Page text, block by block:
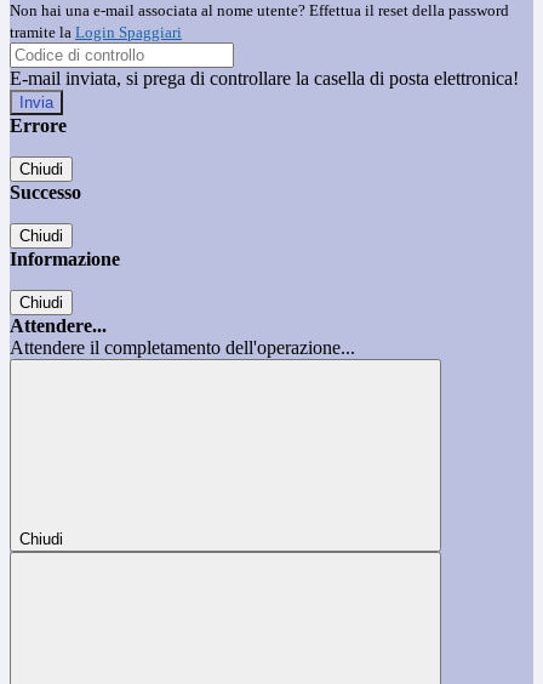
Non hai una e-mail associata al nome utente? Effettua il reset della password
tramite la Login Spaggiari
E-mail inviata, si prega di controllare la casella di posta elettronica!
Errore
Chiudi
Successo
Chiudi
Informazione
Chiudi
Attendere...
Attendere il completamento dell'operazione...
Chiudi